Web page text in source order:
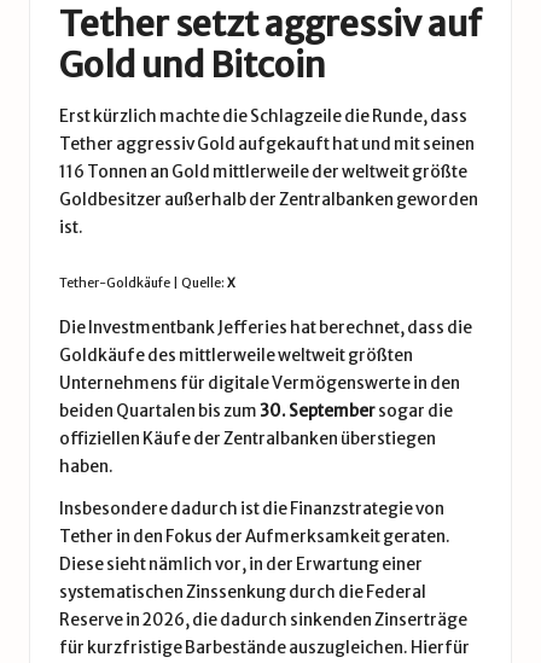
Tether setzt aggressiv auf
Gold und Bitcoin
Erst kürzlich machte die Schlagzeile die Runde, dass
Tether aggressiv Gold aufgekauft hat und mit seinen
116 Tonnen an Gold mittlerweile der weltweit größte
Goldbesitzer außerhalb der Zentralbanken geworden
ist.
Tether-Goldkäufe | Quelle: X
Die Investmentbank Jefferies hat berechnet, dass die
Goldkäufe des mittlerweile weltweit größten
Unternehmens für digitale Vermögenswerte in den
beiden Quartalen bis zum30. Septembersogar die
offiziellen Käufe der Zentralbanken überstiegen
haben.
Insbesondere dadurch ist die Finanzstrategie von
Tether in den Fokus der Aufmerksamkeit geraten.
Diese sieht nämlich vor, in der Erwartung einer
systematischen Zinssenkung durch die Federal
Reserve in 2026, die dadurch sinkenden Zinserträge
für kurzfristige Barbestände auszugleichen. Hierfür